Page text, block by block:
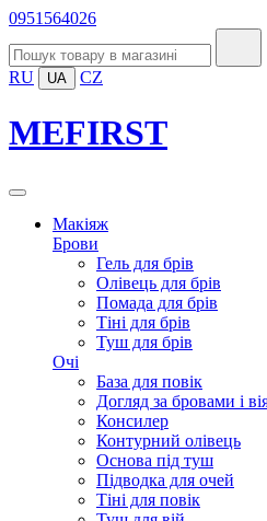
0951564026
RU UA CZ
MEFIRST
Макіяж
Брови
Гель для брів
Олівець для брів
Помада для брів
Тіні для брів
Туш для брів
Очі
База для повік
Догляд за бровами і
Консилер
Контурний олівець
Основа під туш
Підводка для очей
Тіні для повік